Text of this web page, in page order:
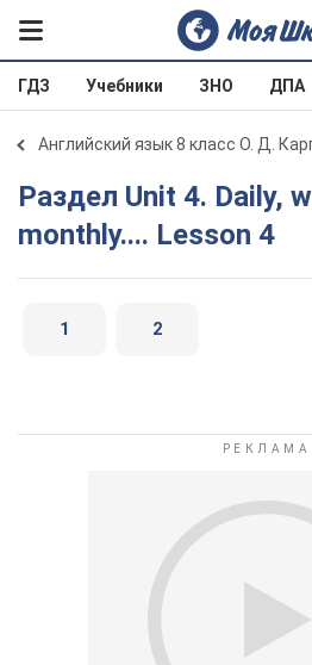
ГДЗ Учебники ЗНО ДПА
Английский язык 8 класс О. Д.
Раздел Unit 4. Daily, weekly,
monthly.... Lesson 4
1 2